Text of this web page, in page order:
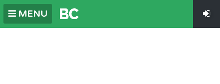
MENU